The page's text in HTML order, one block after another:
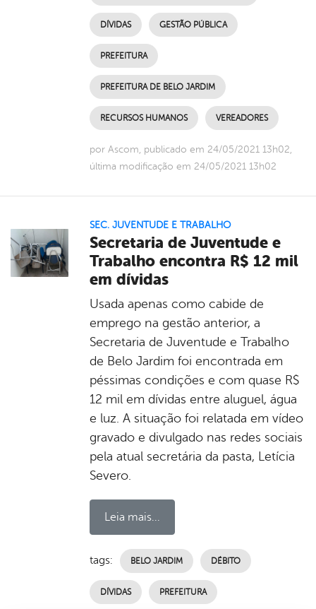
DÍVIDAS GESTÃO PÚBLICA
PREFEITURA
PREFEITURA DE BELO JARDIM
RECURSOS HUMANOS VEREADORES
por Ascom, publicado em 24/05/2021 13h02,
última modificação em 24/05/2021 13h02
SEC. JUVENTUDE E TRABALHO
Secretaria de Juventude e
Trabalho encontra R$ 12 mil
em dívidas
Usada apenas como cabide de
emprego na gestão anterior, a
Secretaria de Juventude e Trabalho
de Belo Jardim foi encontrada em
péssimas condições e com quase R$
12 mil em dívidas entre aluguel, água
e luz. A situação foi relatada em vídeo
gravado e divulgado nas redes sociais
pela atual secretária da pasta, Letícia
Severo.
Leia mais...
tags: BELO JARDIM DÉBITO
DÍVIDAS PREFEITURA